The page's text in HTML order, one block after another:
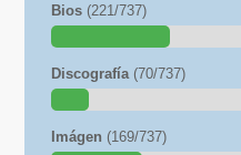
Bios (221/737)
Discografía (70/737)
Imágen (169/737)